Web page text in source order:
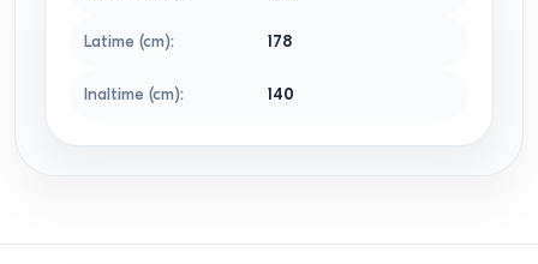
Latime (cm): 178
Inaltime (cm): 140